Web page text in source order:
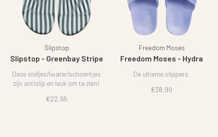
Slipstop
Slipstop - Greenbay Stripe
Deze slofjes/(water)schoentjes
zijn antislip en leuk om te zien!
€22,95
Freedom Moses
Freedom Moses - Hydra
De ultieme slippers.
€38,99